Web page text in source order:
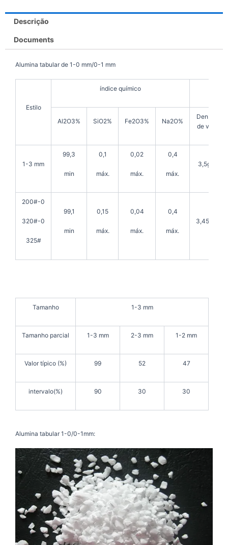
Descrição
Documents
Alumina tabular de 1-0 mm/0-1 mm
Estilo
índice químico
Al2O3% SiO2% Fe2O3% Na2O%
Densidade
de volume
1-3 mm
99,3
min
0,1
máx.
0,02
máx.
0,4
máx.
3,5g/cm3
200#-0
320#-0
325#
99,1
min
0,15
máx.
0,04
máx.
0,4
máx.
3,45g/cm3
Tamanho 1-3 mm
Tamanho parcial 1-3 mm 2-3 mm 1-2 mm
Valor típico (%) 99 52 47
intervalo(%) 90 30 30
Alumina tabular 1-0/0-1mm: